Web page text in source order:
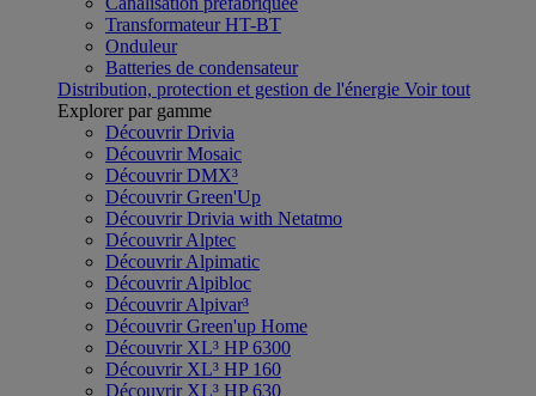
Transformateur HT-BT
Onduleur
Batteries de condensateur
Distribution, protection et gestion de l'énergie Voir tout
Explorer par gamme
Découvrir Drivia
Découvrir Mosaic
Découvrir DMX³
Découvrir Green'Up
Découvrir Drivia with Netatmo
Découvrir Alptec
Découvrir Alpimatic
Découvrir Alpibloc
Découvrir Alpivar³
Découvrir Green'up Home
Découvrir XL³ HP 6300
Découvrir XL³ HP 160
Découvrir XL³ HP 630